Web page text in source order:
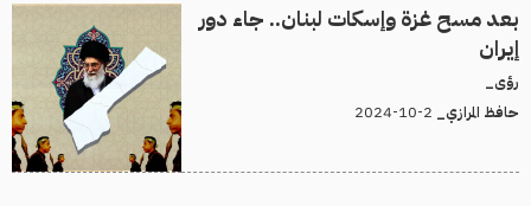
بعد مسح غزة وإسكات لبنان.. جاء دور
إيران
رؤى_
حافظ المرازي_